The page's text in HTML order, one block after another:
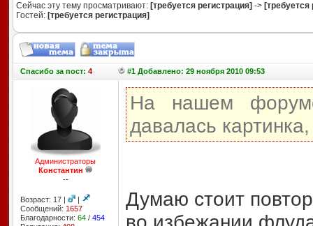
Сейчас эту тему просматривают: [требуется регистрация] -> [требуется
Гостей: [требуется регистрация]
Спасибоза пост: 4 #1 Добавлено: 29 ноября 2010 09:53
Администраторы
Константин
--
Возраст: 17 |
|
Сообщений: 1657
Благодарности: 64/ 454
На нашем
давалась
Думаю стоит